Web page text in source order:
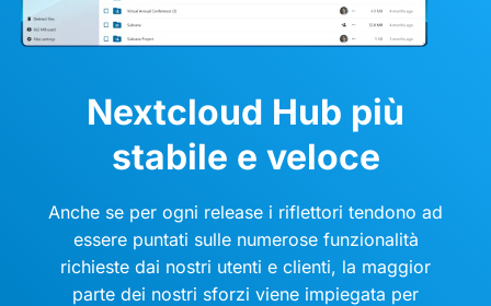
Nextcloud Hub più
stabile e veloce
Anche se per ogni release i riflettori tendono ad
essere puntati sulle numerose funzionalità
richieste dai nostri utenti e clienti, la maggior
parte dei nostri sforzi viene impiegata per